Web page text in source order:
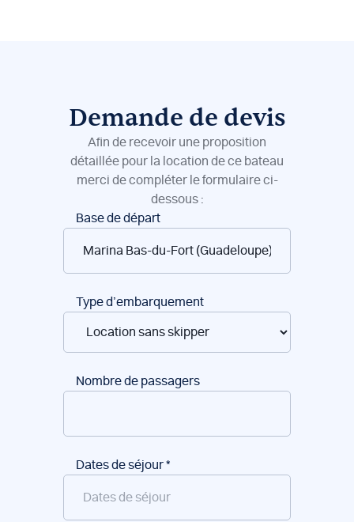
Demande de devis
Afin de recevoir une proposition
détaillée pour la location de ce bateau
merci de compléter le formulaire ci-
dessous :
Réservation
bateaux
Base de départ
Type d’embarquement
Nombre de passagers
Dates de séjour*